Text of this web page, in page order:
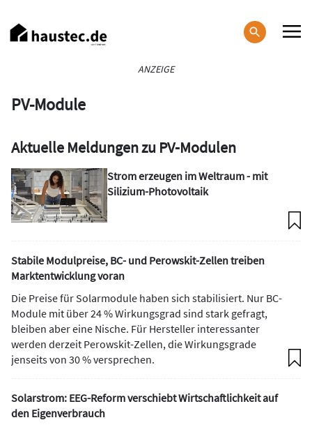
zum
Inhalt
ANZEIGE
PV-Module
Aktuelle Meldungen zu PV-Modulen
Strom erzeugen im Weltraum - mit
Silizium-Photovoltaik
Stabile Modulpreise, BC- und Perowskit-Zellen treiben
Marktentwicklung voran
Die Preise für Solarmodule haben sich stabilisiert. Nur BC-
Module mit über 24 % Wirkungsgrad sind stark gefragt,
bleiben aber eine Nische. Für Hersteller interessanter
werden derzeit Perowskit-Zellen, die Wirkungsgrade
jenseits von 30 % versprechen.
Solarstrom: EEG-Reform verschiebt Wirtschaftlichkeit auf
den Eigenverbrauch